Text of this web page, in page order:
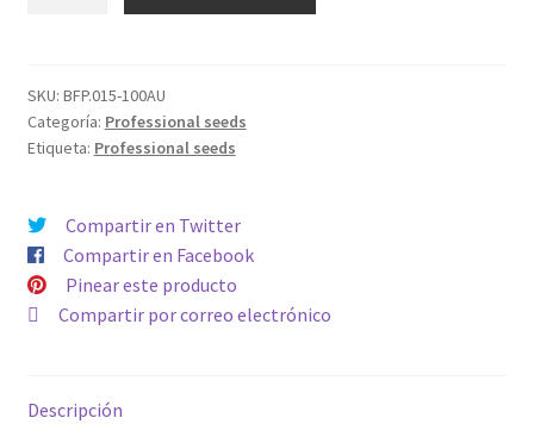
cantidad
SKU: BFP.015-100AU
Categoría: Professional seeds
Etiqueta: Professional seeds
Compartir en Twitter
Compartir en Facebook
Pinear este producto
Compartir por correo electrónico
Descripción